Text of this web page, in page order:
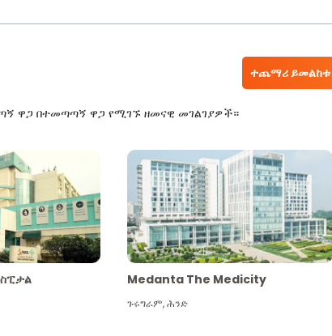
ተጨማሪ ይመልከቱ
ዋጋ በተመጣጣኝ ዋጋ የሚገኙ ዘመናዊ መገልገያዎች።
Medanta The Medicity
ጉሩግራም,ሕንድ